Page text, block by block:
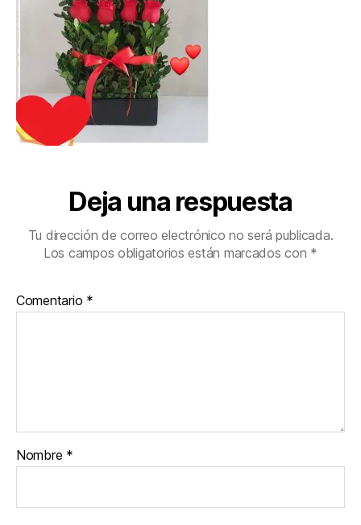
Deja una respuesta
Tu dirección de correo electrónico no será publicada.
Los campos obligatorios están marcados con *
Comentario *
Nombre *